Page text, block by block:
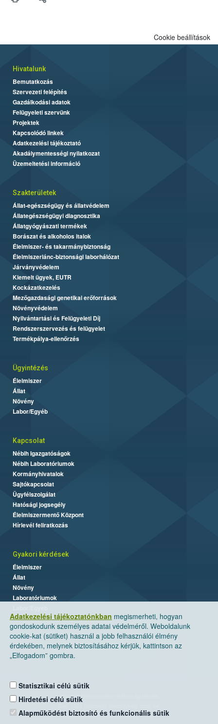
Adatkezelési tájékoztatónkban megismerheti, hogyan
gondoskodunk személyes adatai védelméről. Weboldalunk
cookie-kat (sütiket) használ a jobb felhasználói élmény
érdekében, melynek biztosításához kérjük, kattintson az
„Elfogadom” gombra.
Statisztikai célú sütik
Hirdetési célú sütik
Alapműködést biztosító és funkcionális sütik
Cookie beállítások
Hivatalunk
Bemutatkozás
Szervezeti felépítés
Gazdálkodási adatok
Felügyeleti szervünk
Projektek
Kapcsolódó linkek
Adatkezelési tájékoztató
Akadálymentességi nyilatkozat
Üzemeltetési információ
Szakterületek
Állat-egészségügy és állatvédelem
Állategészségügyi diagnosztika
Állatgyógyászati termékek
Borászat és alkoholos italok
Élelmiszer- és takarmánybiztonság
Élelmiszerlánc-biztonsági laborhálózat
Járványvédelem
Kiemelt ügyek, EUTR
Kockázatkezelés
Mezőgazdasági genetikai erőforrások
Növényvédelem
Nyilvántartási és Felügyeleti Díj
Rendszerszervezés és felügyelet
Termékpálya-ellenőrzés
Ügyintézés
Élelmiszer
Állat
Növény
Labor/Egyéb
Kapcsolat
Nébih Igazgatóságok
Nébih Laboratóriumok
Kormányhivatalok
Sajtókapcsolat
Ügyfélszolgálat
Hatósági jogsegély
Élelmiszermentő Központ
Hírlevél feliratkozás
Gyakori kérdések
Élelmiszer
Állat
Növény
Laboratóriumok
Nemzeti Élelmiszerlánc-biztonsági Hivatal
Levelezési cím: 1525 Budapest. Pf. 30.